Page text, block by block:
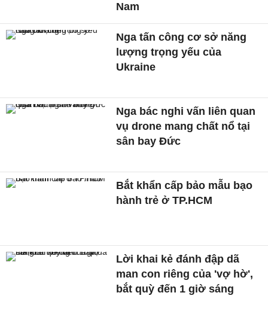
Nam
Nga tấn công cơ sở năng
lượng trọng yếu của
Ukraine
Nga bác nghi vấn liên quan
vụ drone mang chất nổ tại
sân bay Đức
Bắt khẩn cấp bảo mẫu bạo
hành trẻ ở TP.HCM
Lời khai kẻ đánh đập dã
man con riêng của 'vợ hờ',
bắt quỳ đến 1 giờ sáng